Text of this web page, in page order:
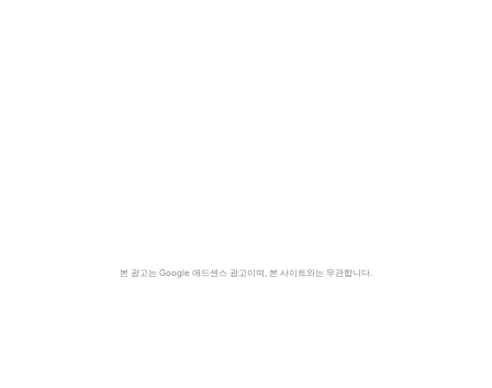
본 광고는 Google 애드센스 광고이며, 본 사이트와는 무관합니다.